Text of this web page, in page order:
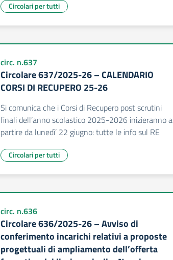
Circolari per tutti
circ. n.637
Circolare 637/2025-26 – CALENDARIO
CORSI DI RECUPERO 25-26
Si comunica che i Corsi di Recupero post scrutini
finali dell’anno scolastico 2025-2026 inizieranno a
partire da lunedì’ 22 giugno: tutte le info sul RE
Circolari per tutti
circ. n.636
Circolare 636/2025-26 – Avviso di
conferimento incarichi relativi a proposte
progettuali di ampliamento dell’offerta